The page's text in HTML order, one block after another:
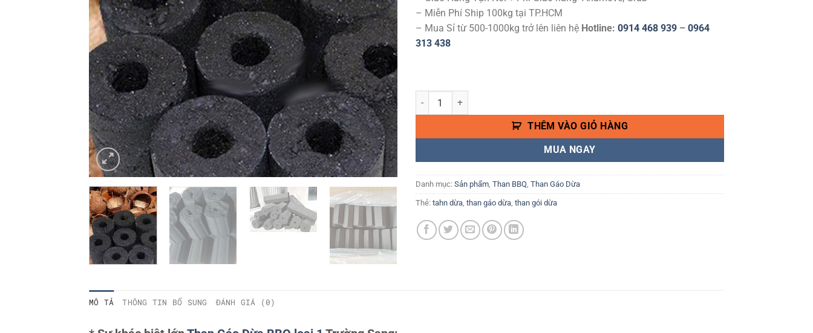
– Miễn Phí Ship 100kg tại TP.HCM
– Mua Sỉ từ 500-1000kg trở lên liên hệ Hotline: 0914 468 939 – 0964
313 438
Than Gáo Dừa BBQ loại 1 Siêu cháy lâu, Thùng 10kg, size 5x8cm số lượng
THÊM VÀO GIỎ HÀNG
MUA NGAY
Danh mục: Sản phẩm, Than BBQ, Than Gáo Dừa
Thẻ: tahn dừa, than gáo dừa, than gói dừa
MÔ TẢ THÔNG TIN BỔ SUNG ĐÁNH GIÁ (0)